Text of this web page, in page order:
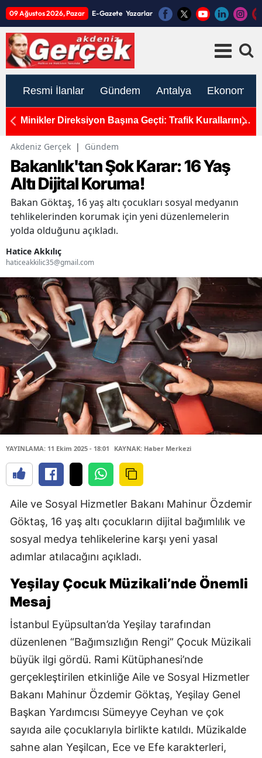
09 Ağustos 2026, Pazar E-Gazete Yazarlar
Resmi İlanlar Gündem Antalya Ekonomi
Minikler Direksiyon Başına Geçti: Trafik Kurallarını
Akdeniz Gerçek | Gündem
Bakanlık'tan Şok Karar: 16 Yaş
Altı Dijital Koruma!
Bakan Göktaş, 16 yaş altı çocukları sosyal medyanın
tehlikelerinden korumak için yeni düzenlemelerin
yolda olduğunu açıkladı.
Hatice Akkılıç
haticeakkilic35@gmail.com
YAYINLAMA: 11 Ekim 2025 - 18:01 KAYNAK: Haber Merkezi
Aile ve Sosyal Hizmetler Bakanı Mahinur Özdemir
Göktaş, 16 yaş altı çocukların dijital bağımlılık ve
sosyal medya tehlikelerine karşı yeni yasal
adımlar atılacağını açıkladı.
Yeşilay Çocuk Müzikali’nde Önemli
Mesaj
İstanbul Eyüpsultan’da Yeşilay tarafından
düzenlenen “Bağımsızlığın Rengi” Çocuk Müzikali
büyük ilgi gördü. Rami Kütüphanesi’nde
gerçekleştirilen etkinliğe Aile ve Sosyal Hizmetler
Bakanı Mahinur Özdemir Göktaş, Yeşilay Genel
Başkan Yardımcısı Sümeyye Ceyhan ve çok
sayıda aile çocuklarıyla birlikte katıldı. Müzikalde
sahne alan Yeşilcan, Ece ve Efe karakterleri,